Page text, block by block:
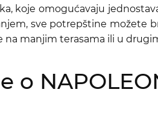
koje omogućavaju
sve potrepštine možete
na manjim terasama ili u
o